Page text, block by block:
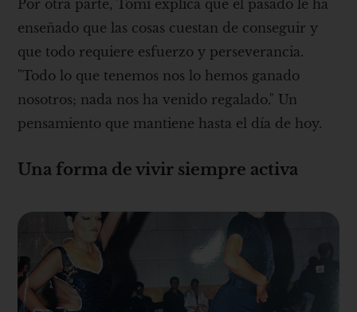
Por otra parte, Tomi explica que el pasado le ha
enseñado que las cosas cuestan de conseguir y
que todo requiere esfuerzo y perseverancia.
"Todo lo que tenemos nos lo hemos ganado
nosotros; nada nos ha venido regalado." Un
pensamiento que mantiene hasta el día de hoy.
Una forma de vivir siempre activa